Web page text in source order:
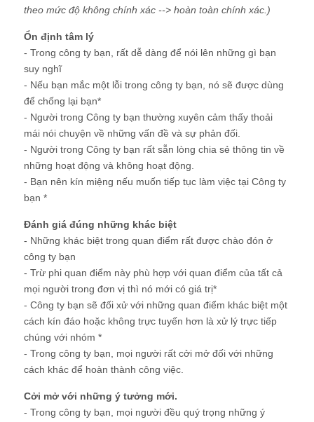
theo mức độ không chính xác --> hoàn toàn chính xác.)
Ổn định tâm lý
- Trong công ty bạn, rất dễ dàng để nói lên những gì bạn
suy nghĩ
- Nếu bạn mắc một lỗi trong công ty bạn, nó sẽ được dùng
để chống lại bạn*
- Người trong Công ty bạn thường xuyên cảm thấy thoải
mái nói chuyện về những vấn đề và sự phản đối.
- Người trong Công ty bạn rất sẵn lòng chia sẻ thông tin về
những hoạt động và không hoạt động.
- Bạn nên kín miệng nếu muốn tiếp tục làm việc tại Công ty
bạn *
Đánh giá đúng những khác biệt
- Những khác biệt trong quan điểm rất được chào đón ở
công ty bạn
- Trừ phi quan điểm này phù hợp với quan điểm của tất cả
mọi người trong đơn vị thì nó mới có giá trị*
- Công ty bạn sẽ đối xử với những quan điểm khác biệt một
cách kín đáo hoặc không trực tuyến hơn là xử lý trực tiếp
chúng với nhóm *
- Trong công ty bạn, mọi người rất cởi mở đối với những
cách khác để hoàn thành công việc.
Cởi mở với những ý tưởng mới.
- Trong công ty bạn, mọi người đều quý trọng những ý